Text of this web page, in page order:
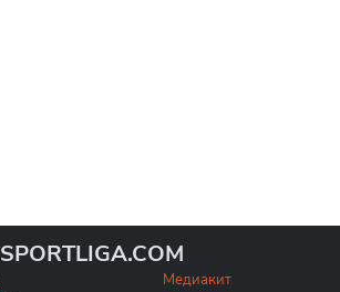
SPORTLIGA.COM
Медиакит